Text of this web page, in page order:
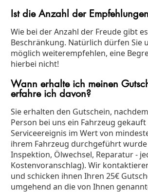
Ist die Anzahl der
Wie bei der Anzahl der Freude gibt
Beschränkung. Natürlich dürfen Sie
möglich weiterempfehlen, eine
hierbei nicht!
Wann erhalte ich meinen
erfahre ich davon?
Sie erhalten den Gutschein,
Person bei uns ein Fahrzeug
Serviceereignis im Wert von
ihrem Fahrzeug durchgeführt wurde
Inspektion, Ölwechsel, Reparatur -
Kostenvoranschlag). Wir
und schicken ihnen Ihren 25€
umgehend an die von Ihnen